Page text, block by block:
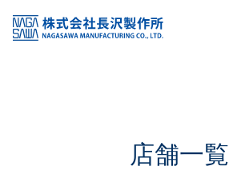
KSS加盟店・取扱店情報
店舗一覧
店舗一覧